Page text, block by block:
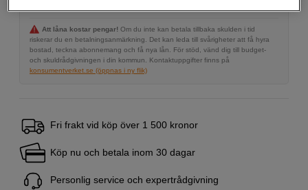
Att låna kostar pengar! Om du inte kan betala tillbaka skulden i tid
riskerar du en betalningsanmärkning. Det kan leda till svårigheter att få hyra
bostad, teckna abonnemang och få nya lån. För stöd, vänd dig till budget-
och skuldrådgivningen i din kommun. Kontaktuppgifter finns på
konsumentverket.se (öppnas i ny flik)
Fri frakt vid köp över 1 500 kronor
Köp nu och betala inom 30 dagar
Personlig service och expertrådgivning